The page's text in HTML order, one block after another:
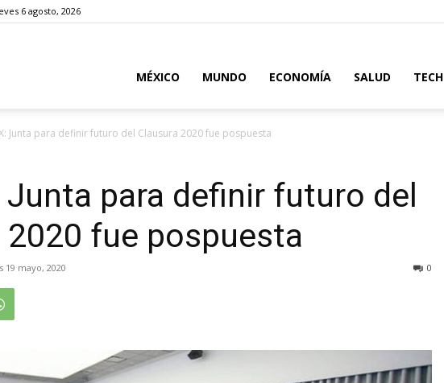
6 agosto, 2026
MÉXICO MUNDO ECONOMÍA SALUD TECH
Junta para definir futuro del Clausura 2020 fue pospuesta
Junta para definir futuro del
2020 fue pospuesta
19 mayo, 2020 0